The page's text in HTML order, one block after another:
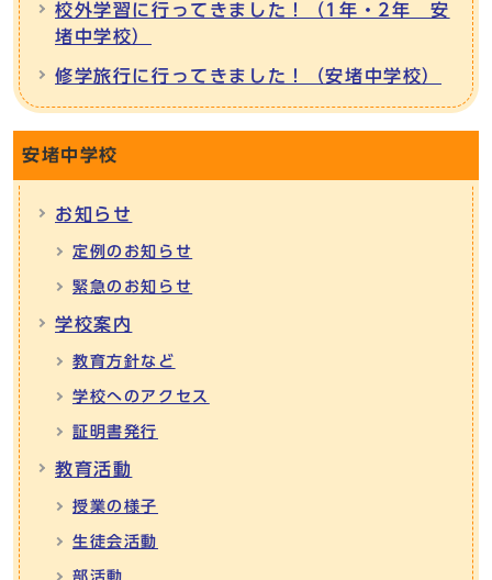
校外学習に行ってきました！（1年・2年 安
堵中学校）
修学旅行に行ってきました！（安堵中学校）
安堵中学校
お知らせ
定例のお知らせ
緊急のお知らせ
学校案内
教育方針など
学校へのアクセス
証明書発行
教育活動
授業の様子
生徒会活動
部活動